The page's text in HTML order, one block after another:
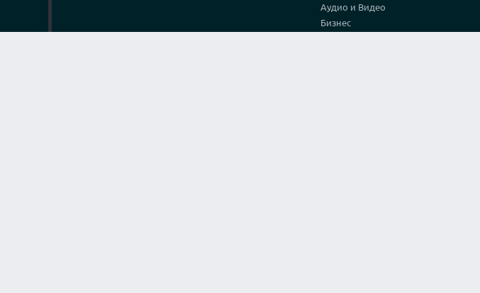
Аудио и Видео
Бизнес